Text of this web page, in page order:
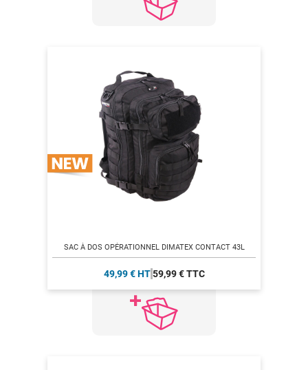
SAC À DOS OPÉRATIONNEL DIMATEX CONTACT 43L
49,99 € HT 59,99 € TTC